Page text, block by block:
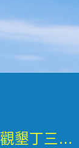
微觀墾丁三部曲 重生....